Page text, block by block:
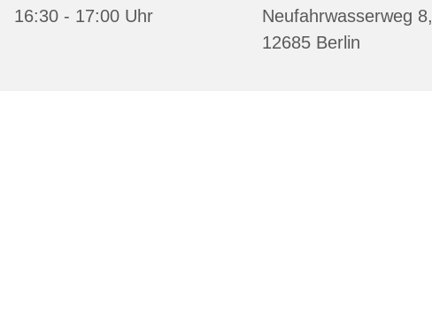
16:30 - 17:00 Uhr
Neufahrwasserweg 8,
12685 Berlin